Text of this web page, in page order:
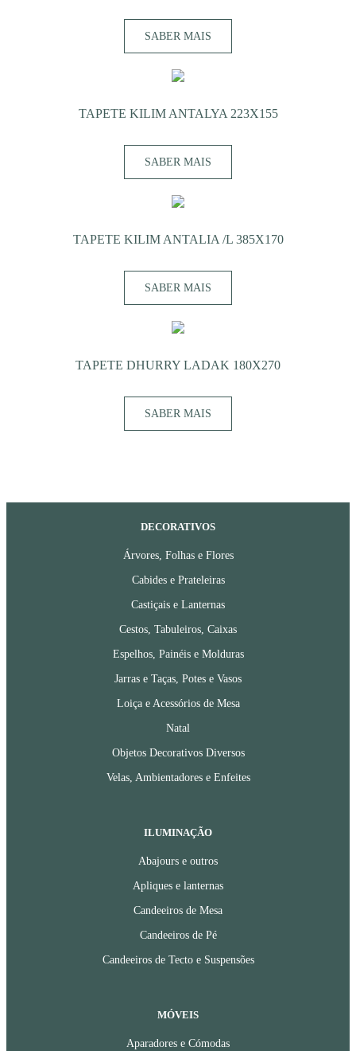
SABER MAIS
TAPETE KILIM ANTALYA 223X155
SABER MAIS
TAPETE KILIM ANTALIA /L 385X170
SABER MAIS
TAPETE DHURRY LADAK 180X270
SABER MAIS
DECORATIVOS
Árvores, Folhas e Flores
Cabides e Prateleiras
Castiçais e Lanternas
Cestos, Tabuleiros, Caixas
Espelhos, Painéis e Molduras
Jarras e Taças, Potes e Vasos
Loiça e Acessórios de Mesa
Natal
Objetos Decorativos Diversos
Velas, Ambientadores e Enfeites
ILUMINAÇÃO
Abajours e outros
Apliques e lanternas
Candeeiros de Mesa
Candeeiros de Pé
Candeeiros de Tecto e Suspensões
MÓVEIS
Aparadores e Cómodas